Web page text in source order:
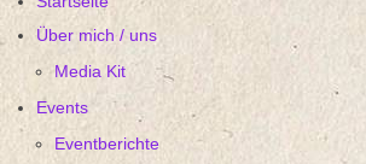
Über mich / uns
Media Kit
Events
Eventberichte